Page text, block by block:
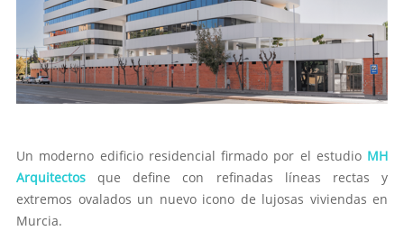
Un moderno edificio residencial firmado por el estudio MH
Arquitectos que define con refinadas líneas rectas y
extremos ovalados un nuevo icono de lujosas viviendas en
Murcia.